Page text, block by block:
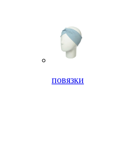
повязки